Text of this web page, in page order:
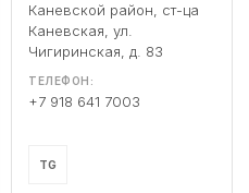
Каневской район, ст-ца
Каневская, ул.
Чигиринская, д. 83
ТЕЛЕФОН:
+7 918 641 7003
TG